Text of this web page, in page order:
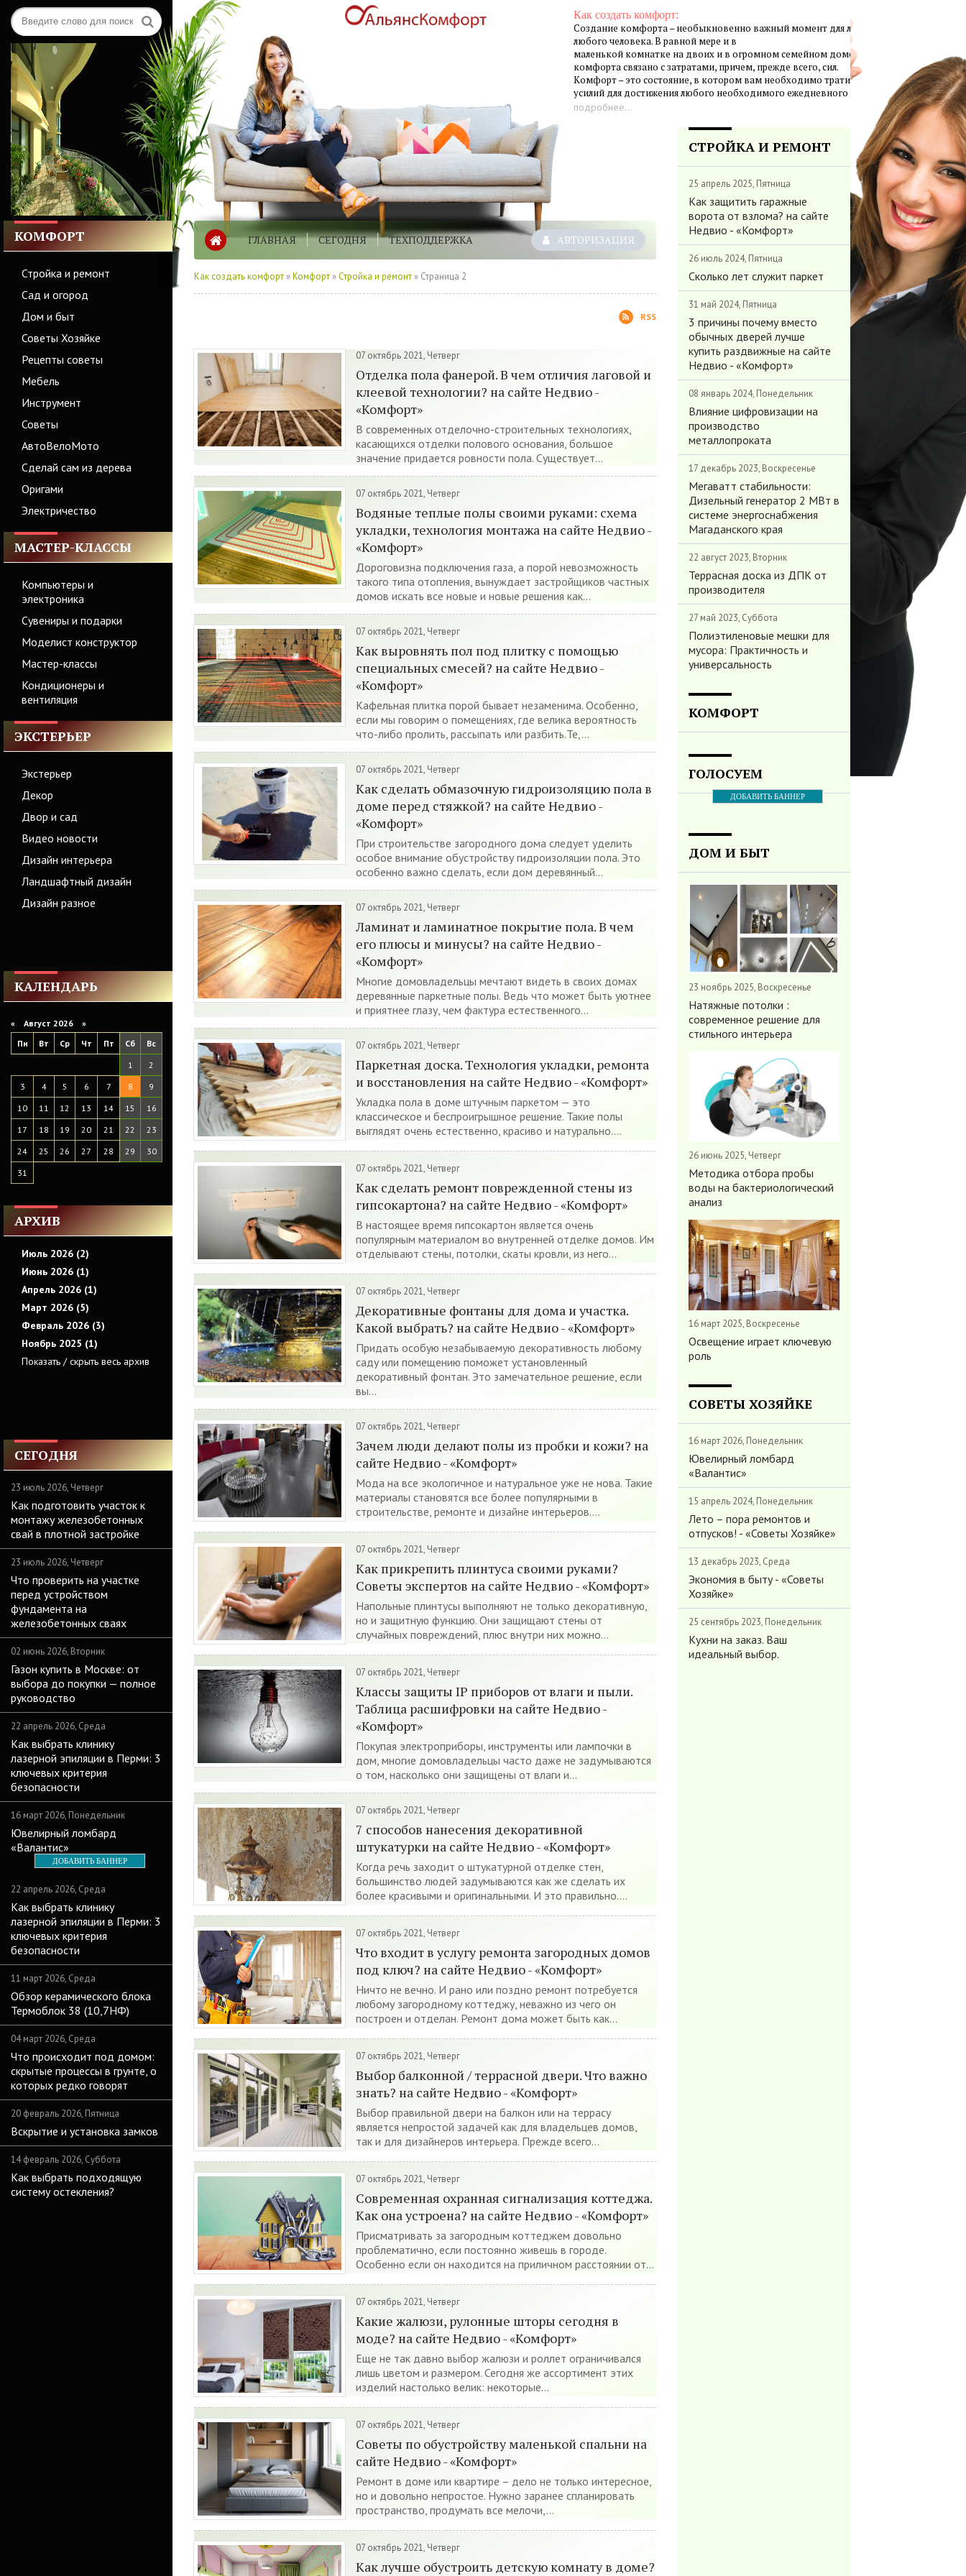
Как создать комфорт:
Создание комфорта – необыкновенно важный момент для личной жизни
любого человека. В равной мере и в
маленькой комнатке на двоих и в огромном семейном доме создание
комфорта связано с затратами, причем, прежде всего, сил.
Комфорт – это состояние, в котором вам необходимо тратить минимум
усилий для достижения любого необходимого ежедневного результата.
подробнее...
КОМФОРТ
Стройка и ремонт
Сад и огород
Дом и быт
Советы Хозяйке
Рецепты советы
Мебель
Инструмент
Советы
АвтоВелоМото
Сделай сам из дерева
Оригами
Электричество
МАСТЕР-КЛАССЫ
Компьютеры и
электроника
Сувениры и подарки
Моделист конструктор
Мастер-классы
Кондиционеры и
вентиляция
ЭКСТЕРЬЕР
Экстерьер
Декор
Двор и сад
Видео новости
Дизайн интерьера
Ландшафтный дизайн
Дизайн разное
КАЛЕНДАРЬ
« Август 2026 »
Пн
Вт Ср Чт Пт Сб
Вс
1
2
3
4 5 6 7 8
9
10
11 12 13 14 15
16
17
18 19 20 21 22
23
24
25 26 27 28 29
30
31
АРХИВ
Июль 2026 (2)
Июнь 2026 (1)
Апрель 2026 (1)
Март 2026 (5)
Февраль 2026 (3)
Ноябрь 2025 (1)
Показать / скрыть весь архив
СЕГОДНЯ
23 июль 2026, Четверг
Как подготовить участок к
монтажу железобетонных
свай в плотной застройке
23 июль 2026, Четверг
Что проверить на участке
перед устройством
фундамента на
железобетонных сваях
02 июнь 2026, Вторник
Газон купить в Москве: от
выбора до покупки — полное
руководство
22 апрель 2026, Среда
Как выбрать клинику
лазерной эпиляции в Перми: 3
ключевых критерия
безопасности
16 март 2026, Понедельник
Ювелирный ломбард
«Валантис»
ДОБАВИТЬ БАННЕР
22 апрель 2026, Среда
Как выбрать клинику
лазерной эпиляции в Перми: 3
ключевых критерия
безопасности
11 март 2026, Среда
Обзор керамического блока
Термоблок 38 (10,7НФ)
04 март 2026, Среда
Что происходит под домом:
скрытые процессы в грунте, о
которых редко говорят
20 февраль 2026, Пятница
Вскрытие и установка замков
14 февраль 2026, Суббота
Как выбрать подходящую
систему остекления?
ГЛАВНАЯ СЕГОДНЯ ТЕХПОДДЕРЖКА АВТОРИЗАЦИЯ
Как создать комфорт »Комфорт »Стройка и ремонт » Страница 2
RSS
07 октябрь 2021, Четверг
Отделка пола фанерой. В чем отличия лаговой и
клеевой технологии? на сайте Недвио -
«Комфорт»
В современных отделочно-строительных технологиях,
касающихся отделки полового основания, большое
значение придается ровности пола. Существует...
07 октябрь 2021, Четверг
Водяные теплые полы своими руками: схема
укладки, технология монтажа на сайте Недвио -
«Комфорт»
Дороговизна подключения газа, а порой невозможность
такого типа отопления, вынуждает застройщиков частных
домов искать все новые и новые решения как...
07 октябрь 2021, Четверг
Как выровнять пол под плитку с помощью
специальных смесей? на сайте Недвио -
«Комфорт»
Кафельная плитка порой бывает незаменима. Особенно,
если мы говорим о помещениях, где велика вероятность
что-либо пролить, рассыпать или разбить.Те,...
07 октябрь 2021, Четверг
Как сделать обмазочную гидроизоляцию пола в
доме перед стяжкой? на сайте Недвио -
«Комфорт»
При строительстве загородного дома следует уделить
особое внимание обустройству гидроизоляции пола. Это
особенно важно сделать, если дом деревянный...
07 октябрь 2021, Четверг
Ламинат и ламинатное покрытие пола. В чем
его плюсы и минусы? на сайте Недвио -
«Комфорт»
Многие домовладельцы мечтают видеть в своих домах
деревянные паркетные полы. Ведь что может быть уютнее
и приятнее глазу, чем фактура естественного...
07 октябрь 2021, Четверг
Паркетная доска. Технология укладки, ремонта
и восстановления на сайте Недвио - «Комфорт»
Укладка пола в доме штучным паркетом — это
классическое и беспроигрышное решение. Такие полы
выглядят очень естественно, красиво и натурально....
07 октябрь 2021, Четверг
Как сделать ремонт поврежденной стены из
гипсокартона? на сайте Недвио - «Комфорт»
В настоящее время гипсокартон является очень
популярным материалом во внутренней отделке домов. Им
отделывают стены, потолки, скаты кровли, из него...
07 октябрь 2021, Четверг
Декоративные фонтаны для дома и участка.
Какой выбрать? на сайте Недвио - «Комфорт»
Придать особую незабываемую декоративность любому
саду или помещению поможет установленный
декоративный фонтан. Это замечательное решение, если
вы...
07 октябрь 2021, Четверг
Зачем люди делают полы из пробки и кожи? на
сайте Недвио - «Комфорт»
Мода на все экологичное и натуральное уже не нова. Такие
материалы становятся все более популярными в
строительстве, ремонте и дизайне интерьеров....
07 октябрь 2021, Четверг
Как прикрепить плинтуса своими руками?
Советы экспертов на сайте Недвио - «Комфорт»
Напольные плинтусы выполняют не только декоративную,
но и защитную функцию. Они защищают стены от
случайных повреждений, плюс внутри них можно...
07 октябрь 2021, Четверг
Классы защиты IP приборов от влаги и пыли.
Таблица расшифровки на сайте Недвио -
«Комфорт»
Покупая электроприборы, инструменты или лампочки в
дом, многие домовладельцы часто даже не задумываются
о том, насколько они защищены от влаги и...
07 октябрь 2021, Четверг
7 способов нанесения декоративной
штукатурки на сайте Недвио - «Комфорт»
Когда речь заходит о штукатурной отделке стен,
большинство людей задумываются как же сделать их
более красивыми и оригинальными. И это правильно....
07 октябрь 2021, Четверг
Что входит в услугу ремонта загородных домов
под ключ? на сайте Недвио - «Комфорт»
Ничто не вечно. И рано или поздно ремонт потребуется
любому загородному коттеджу, неважно из чего он
построен и отделан. Ремонт дома может быть как...
07 октябрь 2021, Четверг
Выбор балконной / террасной двери. Что важно
знать? на сайте Недвио - «Комфорт»
Выбор правильной двери на балкон или на террасу
является непростой задачей как для владельцев домов,
так и для дизайнеров интерьера. Прежде всего...
07 октябрь 2021, Четверг
Современная охранная сигнализация коттеджа.
Как она устроена? на сайте Недвио - «Комфорт»
Присматривать за загородным коттеджем довольно
проблематично, если постоянно живешь в городе.
Особенно если он находится на приличном расстоянии от...
07 октябрь 2021, Четверг
Какие жалюзи, рулонные шторы сегодня в
моде? на сайте Недвио - «Комфорт»
Еще не так давно выбор жалюзи и роллет ограничивался
лишь цветом и размером. Сегодня же ассортимент этих
изделий настолько велик: некоторые...
07 октябрь 2021, Четверг
Советы по обустройству маленькой спальни на
сайте Недвио - «Комфорт»
Ремонт в доме или квартире – дело не только интересное,
но и довольно непростое. Нужно заранее спланировать
пространство, продумать все мелочи,...
07 октябрь 2021, Четверг
Как лучше обустроить детскую комнату в доме?
СТРОЙКА И РЕМОНТ
25 апрель 2025, Пятница
Как защитить гаражные
ворота от взлома? на сайте
Недвио - «Комфорт»
26 июль 2024, Пятница
Сколько лет служит паркет
31 май 2024, Пятница
3 причины почему вместо
обычных дверей лучше
купить раздвижные на сайте
Недвио - «Комфорт»
08 январь 2024, Понедельник
Влияние цифровизации на
производство
металлопроката
17 декабрь 2023, Воскресенье
Мегаватт стабильности:
Дизельный генератор 2 МВт в
системе энергоснабжения
Магаданского края
22 август 2023, Вторник
Террасная доска из ДПК от
производителя
27 май 2023, Суббота
Полиэтиленовые мешки для
мусора: Практичность и
универсальность
КОМФОРТ
ГОЛОСУЕМ
ДОБАВИТЬ БАННЕР
ДОМ И БЫТ
23 ноябрь 2025, Воскресенье
Натяжные потолки :
современное решение для
стильного интерьера
26 июнь 2025, Четверг
Методика отбора пробы
воды на бактериологический
анализ
16 март 2025, Воскресенье
Освещение играет ключевую
роль
СОВЕТЫ ХОЗЯЙКЕ
16 март 2026, Понедельник
Ювелирный ломбард
«Валантис»
15 апрель 2024, Понедельник
Лето – пора ремонтов и
отпусков! - «Советы Хозяйке»
13 декабрь 2023, Среда
Экономия в быту - «Советы
Хозяйке»
25 сентябрь 2023, Понедельник
Кухни на заказ. Ваш
идеальный выбор.